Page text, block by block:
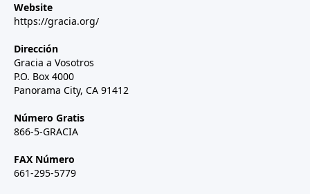
Website
https://gracia.org/
Dirección
Gracia a Vosotros
P.O. Box 4000
Panorama City, CA 91412
Número Gratis
866-5-GRACIA
FAX Número
661-295-5779